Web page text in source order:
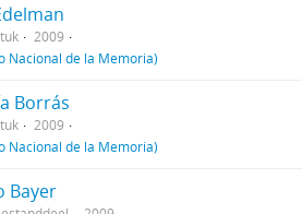
2009
Nacional de la Memoria)
Borrás
2009
Nacional de la Memoria)
Bayer